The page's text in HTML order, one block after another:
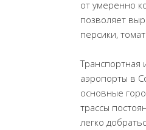
от умеренно
позволяет
персики,
Транспортная
аэропорты в
основные
трассы
легко